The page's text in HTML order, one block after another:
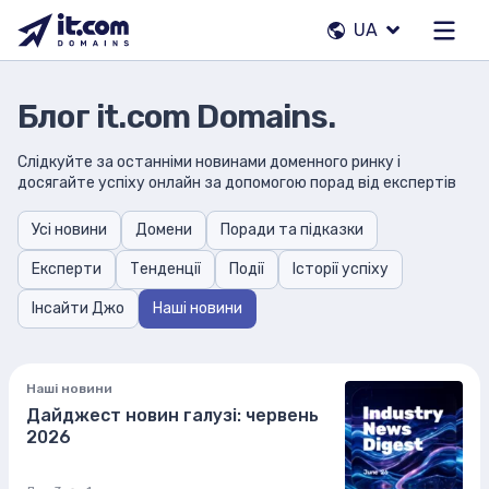
Перейти
до
вмісту
UA
Наша команда
Реєстратори
UA
Блог it.com Domains.
Слідкуйте за останніми новинами доменного ринку і
досягайте успіху онлайн за допомогою порад від експертів
Усі новини Домени Поради та підказки
Експерти Тенденції Події Історії успіху
Інсайти Джо Наші новини
Наші новини
Дайджест новин галузі: червень
2026